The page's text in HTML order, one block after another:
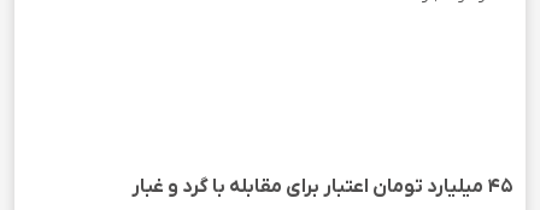
۴۵ میلیارد تومان اعتبار برای مقابله با گرد و غبار